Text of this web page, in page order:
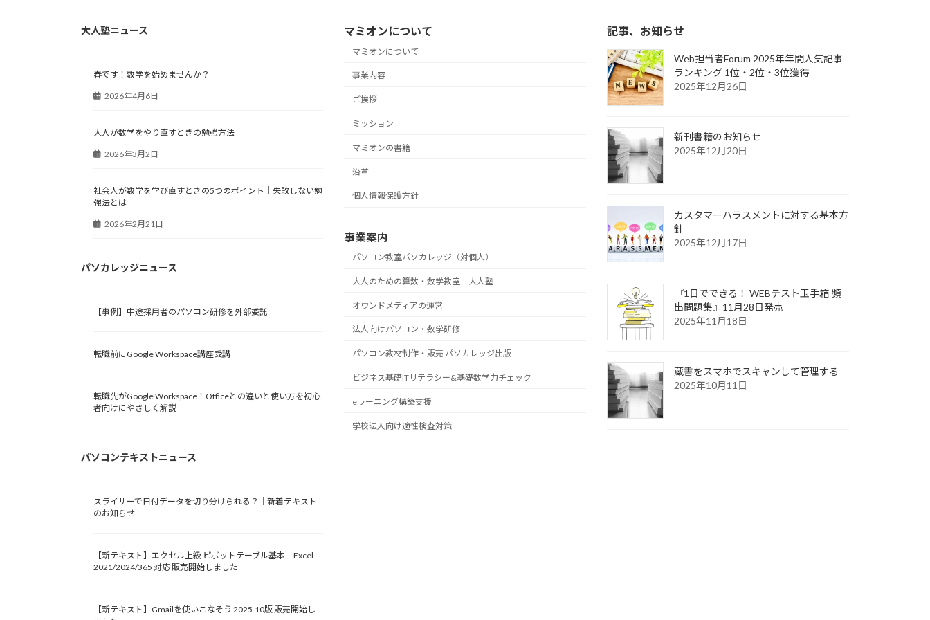
大人塾ニュース
春です！数学を始めませんか？
2026年4月6日
大人が数学をやり直すときの勉強方法
2026年3月2日
社会人が数学を学び直すときの5つのポイント｜失敗しない勉
強法とは
2026年2月21日
パソカレッジニュース
【事例】中途採用者のパソコン研修を外部委託
転職前にGoogle Workspace講座受講
転職先がGoogle Workspace！Officeとの違いと使い方を初心
者向けにやさしく解説
パソコンテキストニュース
スライサーで日付データを切り分けられる？｜新着テキスト
のお知らせ
【新テキスト】エクセル上級 ピボットテーブル基本 Excel
2021/2024/365 対応 販売開始しました
【新テキスト】Gmailを使いこなそう 2025.10版 販売開始し
マミオンについて
マミオンについて
事業内容
ご挨拶
ミッション
マミオンの書籍
沿革
個人情報保護方針
事業案内
パソコン教室パソカレッジ（対個人）
大人のための算数・数学教室 大人塾
オウンドメディアの運営
法人向けパソコン・数学研修
パソコン教材制作・販売 パソカレッジ出版
ビジネス基礎ITリテラシー&基礎数学力チェック
eラーニング構築支援
学校法人向け適性検査対策
記事、お知らせ
Web担当者Forum 2025年年間人気記事
ランキング 1位・2位・3位獲得
2025年12月26日
新刊書籍のお知らせ
2025年12月20日
カスタマーハラスメントに対する基本方
針
2025年12月17日
『1日でできる！ WEBテスト玉手箱 頻
出問題集』11月28日発売
2025年11月18日
蔵書をスマホでスキャンして管理する
2025年10月11日